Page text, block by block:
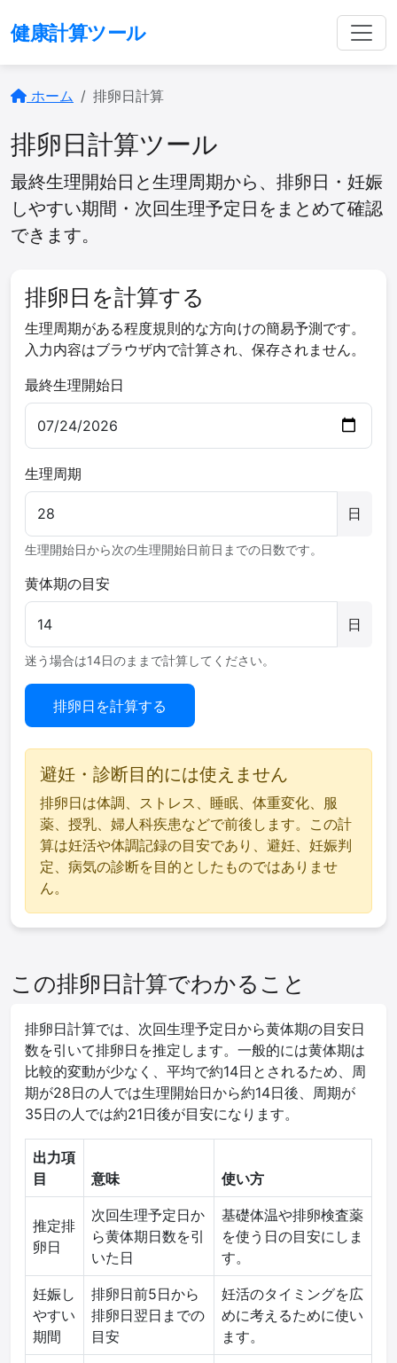
健康計算ツール
ホーム 排卵日計算
排卵日計算ツール
最終生理開始日と生理周期から、排卵日・妊娠
しやすい期間・次回生理予定日をまとめて確認
できます。
排卵日を計算する
生理周期がある程度規則的な方向けの簡易予測です。
入力内容はブラウザ内で計算され、保存されません。
最終生理開始日
生理周期
日
生理開始日から次の生理開始日前日までの日数です。
黄体期の目安
日
迷う場合は14日のままで計算してください。
排卵日を計算する
避妊・診断目的には使えません
排卵日は体調、ストレス、睡眠、体重変化、服
薬、授乳、婦人科疾患などで前後します。この計
算は妊活や体調記録の目安であり、避妊、妊娠判
定、病気の診断を目的としたものではありませ
ん。
この排卵日計算でわかること
排卵日計算では、次回生理予定日から黄体期の目安日
数を引いて排卵日を推定します。一般的には黄体期は
比較的変動が少なく、平均で約14日とされるため、周
期が28日の人では生理開始日から約14日後、周期が
35日の人では約21日後が目安になります。
出力項
目
意味 使い方
推定排
卵日
次回生理予定日か
ら黄体期日数を引
いた日
基礎体温や排卵検査薬
を使う日の目安にしま
す。
妊娠し
やすい
期間
排卵日前5日から
排卵日翌日までの
目安
妊活のタイミングを広
めに考えるために使い
ます。